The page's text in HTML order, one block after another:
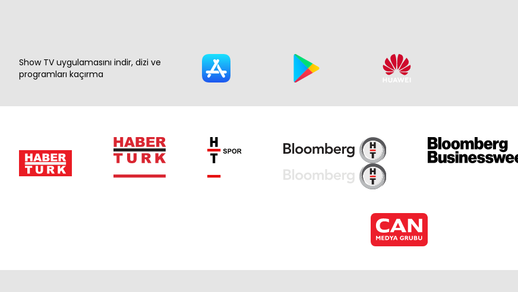
Show TV uygulamasını indir, dizi ve
programları kaçırma